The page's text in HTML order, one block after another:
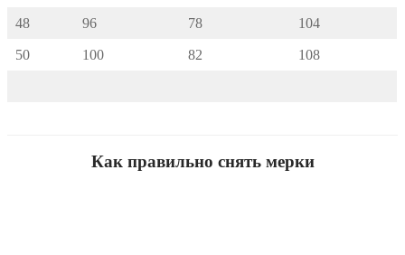
48 96 78 104
50 100 82 108
Как правильно снять мерки